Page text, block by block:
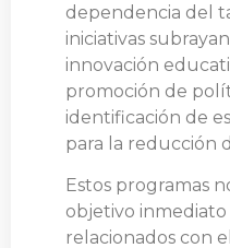
dependencia del
iniciativas
innovación
promoción de
identificación de
para la reducción
Estos programas
objetivo
relacionados con